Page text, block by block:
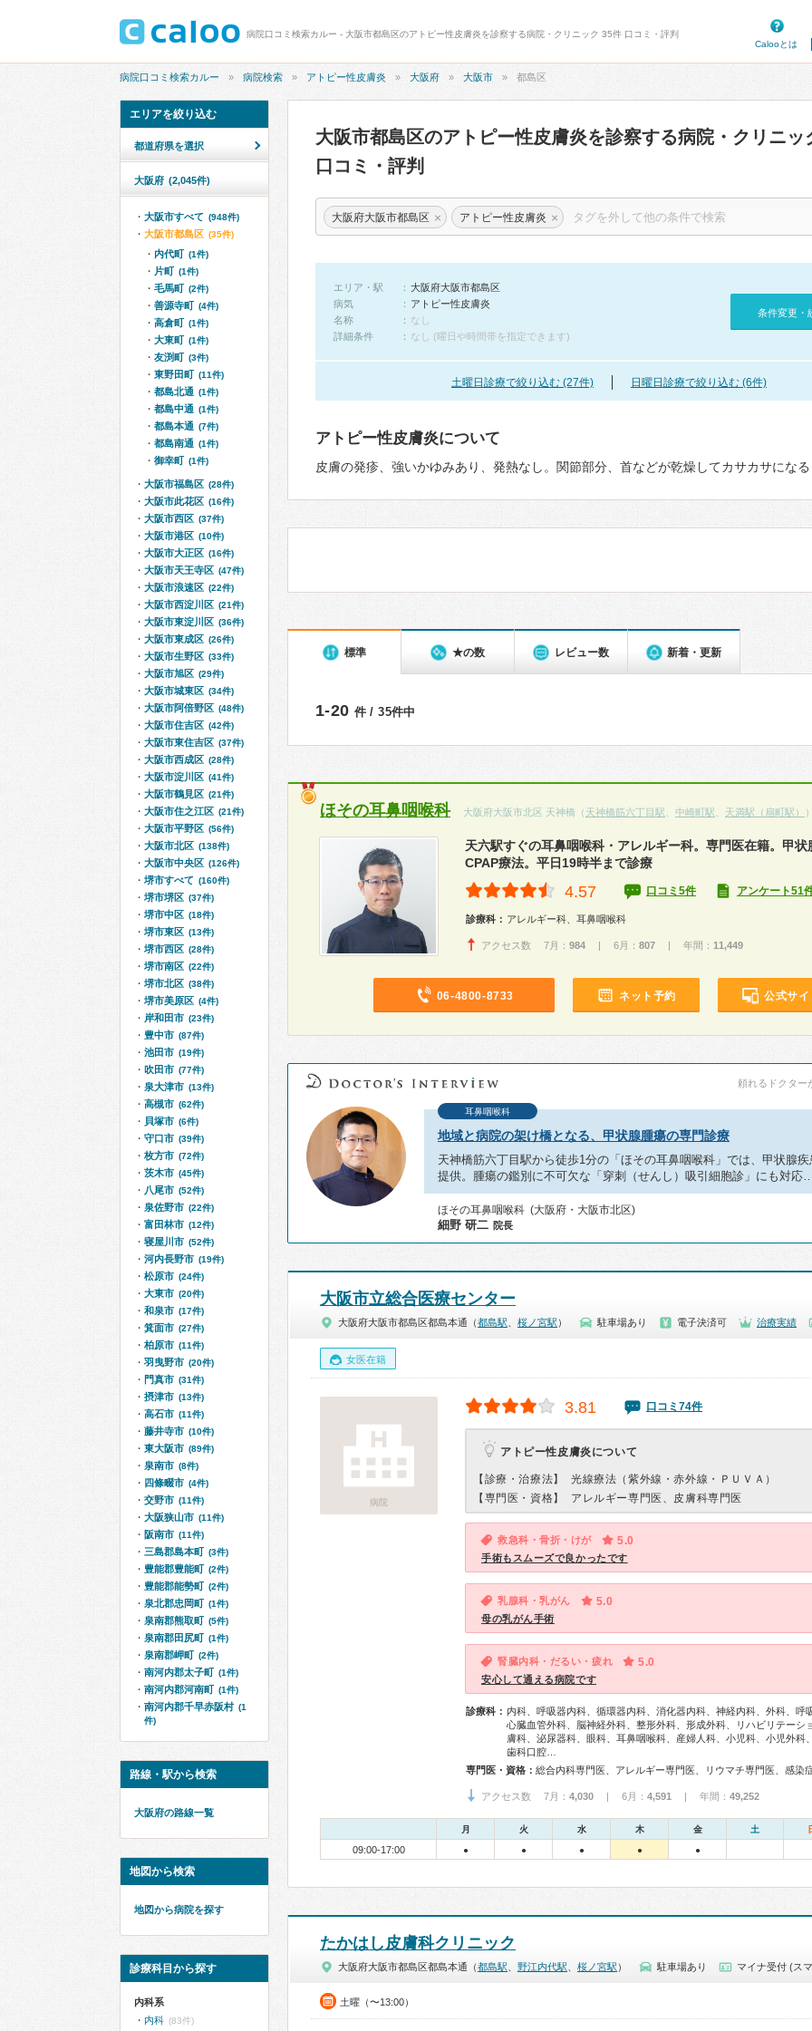
病院口コミ検索カルー - 大阪市都島区のアトピー性皮膚炎を診察する病院・クリニック 35件 口コミ・評判
Calooとは
病院口コミ検索カルー 病院検索 アトピー性皮膚炎 大阪府 大阪市 都島区
大阪市都島区のアトピー性皮膚炎を診察する病院・クリニ
口コミ・評判
大阪府大阪市都島区 × アトピー性皮膚炎 ×
エリア・駅
大阪府大阪市都島区
病気
アトピー性皮膚炎
名称
なし
詳細条件
なし (曜日や時間帯を指定できます)
条件変更・
土曜日診療で絞り込む (27件) 日曜日診療で絞り込む (6件)
アトピー性皮膚炎について
皮膚の発疹、強いかゆみあり、発熱なし。関節部分、首などが乾燥してカサカサになる
標準 ★の数 レビュー数 新着・更新
1-20 件 / 35件中
ほその耳鼻咽喉科 大阪府大阪市北区 天神橋（ 天神橋筋六丁目駅 中崎町駅 天満駅（扇町駅）
天六駅すぐの耳鼻咽喉科・アレルギー科。専門医在籍。甲状
CPAP療法。平日19時半まで診療
4.57 口コミ5件 アンケート51
診療科： アレルギー科、耳鼻咽喉科
アクセス数 7月： 984 | 6月： 807 | 年間： 11,449
06-4800-8733 ネット予約 公式サイ
頼れるドクター
耳鼻咽喉科
地域と病院の架け橋となる、甲状腺腫瘍の専門診療
天神橋筋六丁目駅から徒歩1分の「ほその耳鼻咽喉科」では、甲状腺
提供。腫瘍の鑑別に不可欠な「穿刺（せんし）吸引細胞診」にも対応
ほその耳鼻咽喉科 (大阪府・大阪市北区)
細野 研二 院長
大阪市立総合医療センター
大阪府大阪市都島区都島本通（都島駅 桜ノ宮駅 ） 駐車場あり 電子決済可 治療実績
女医在籍
病院
3.81 口コミ74件
アトピー性皮膚炎について
【診療・治療法】
光線療法（紫外線・赤外線・ＰＵＶＡ）
【専門医・資格】
アレルギー専門医、皮膚科専門医
救急科・骨折・けが 5.0
手術もスムーズで良かったです
乳腺科・乳がん 5.0
母の乳がん手術
腎臓内科・だるい・疲れ 5.0
安心して通える病院です
診療科： 内科、呼吸器内科、循環器内科、消化器内科、神経内科、外科、呼
心臓血管外科、脳神経外科、整形外科、形成外科、リハビリテーシ
膚科、泌尿器科、眼科、耳鼻咽喉科、産婦人科、小児科、小児外科
歯科口腔…
専門医・資格：
アクセス数 7月： 4,030 | 6月： 4,591 | 年間： 49,252
月 火 水 木 金 土
09:00-17:00 ● ● ● ● ●
たかはし皮膚科クリニック
大阪府大阪市都島区都島本通（都島駅 野江内代駅 桜ノ宮駅 ） 駐車場あり マイナ受付 (ス
土曜（〜13:00）
エリアを絞り込む
都道府県を選択
大阪府 (2,045件)
大阪市すべて (948件)
大阪市都島区 (35件)
内代町 (1件)
片町 (1件)
毛馬町 (2件)
善源寺町 (4件)
高倉町 (1件)
大東町 (1件)
友渕町 (3件)
東野田町 (11件)
都島北通 (1件)
都島中通 (1件)
都島本通 (7件)
都島南通 (1件)
御幸町 (1件)
大阪市福島区 (28件)
大阪市此花区 (16件)
大阪市西区 (37件)
大阪市港区 (10件)
大阪市大正区 (16件)
大阪市天王寺区 (47件)
大阪市浪速区 (22件)
大阪市西淀川区 (21件)
大阪市東淀川区 (36件)
大阪市東成区 (26件)
大阪市生野区 (33件)
大阪市旭区 (29件)
大阪市城東区 (34件)
大阪市阿倍野区 (48件)
大阪市住吉区 (42件)
大阪市東住吉区 (37件)
大阪市西成区 (28件)
大阪市淀川区 (41件)
大阪市鶴見区 (21件)
大阪市住之江区 (21件)
大阪市平野区 (56件)
大阪市北区 (138件)
大阪市中央区 (126件)
堺市すべて (160件)
堺市堺区 (37件)
堺市中区 (18件)
堺市東区 (13件)
堺市西区 (28件)
堺市南区 (22件)
堺市北区 (38件)
堺市美原区 (4件)
岸和田市 (23件)
豊中市 (87件)
池田市 (19件)
吹田市 (77件)
泉大津市 (13件)
高槻市 (62件)
貝塚市 (6件)
守口市 (39件)
枚方市 (72件)
茨木市 (45件)
八尾市 (52件)
泉佐野市 (22件)
富田林市 (12件)
寝屋川市 (52件)
河内長野市 (19件)
松原市 (24件)
大東市 (20件)
和泉市 (17件)
箕面市 (27件)
柏原市 (11件)
羽曳野市 (20件)
門真市 (31件)
摂津市 (13件)
高石市 (11件)
藤井寺市 (10件)
東大阪市 (89件)
泉南市 (8件)
四條畷市 (4件)
交野市 (11件)
大阪狭山市 (11件)
阪南市 (11件)
三島郡島本町 (3件)
豊能郡豊能町 (2件)
豊能郡能勢町 (2件)
泉北郡忠岡町 (1件)
泉南郡熊取町 (5件)
泉南郡田尻町 (1件)
泉南郡岬町 (2件)
南河内郡太子町 (1件)
南河内郡河南町 (1件)
南河内郡千早赤阪村 (1
件)
路線・駅から検索
大阪府の路線一覧
地図から検索
地図から病院を探す
診療科目から探す
内科系
内科 (83件)